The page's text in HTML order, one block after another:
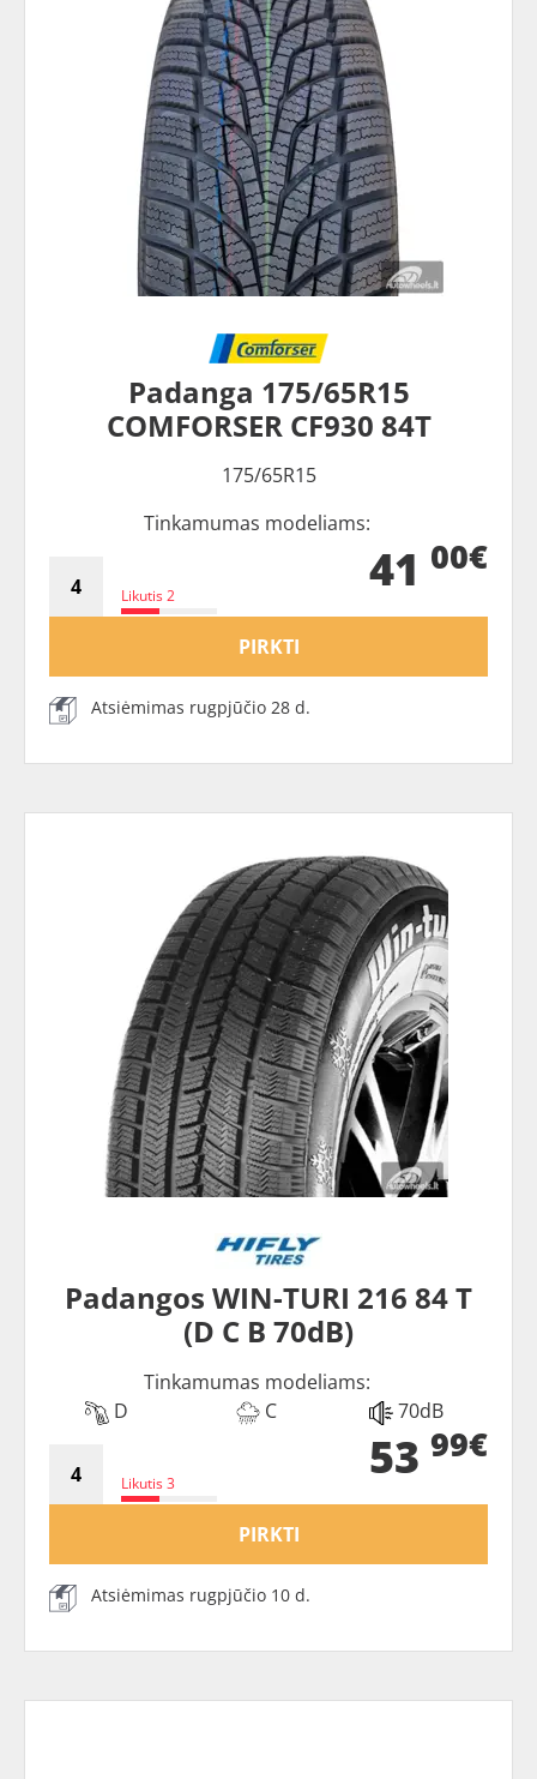
Padanga 175/65R15
COMFORSER CF930 84T
175/65R15
Tinkamumas modeliams:
Likutis 2 41 00€
PIRKTI
Atsiėmimas rugpjūčio 28 d.
Padangos WIN-TURI 216 84 T
(D C B 70dB)
Tinkamumas modeliams:
D
C 70dB
Likutis 3 53 99€
PIRKTI
Atsiėmimas rugpjūčio 10 d.